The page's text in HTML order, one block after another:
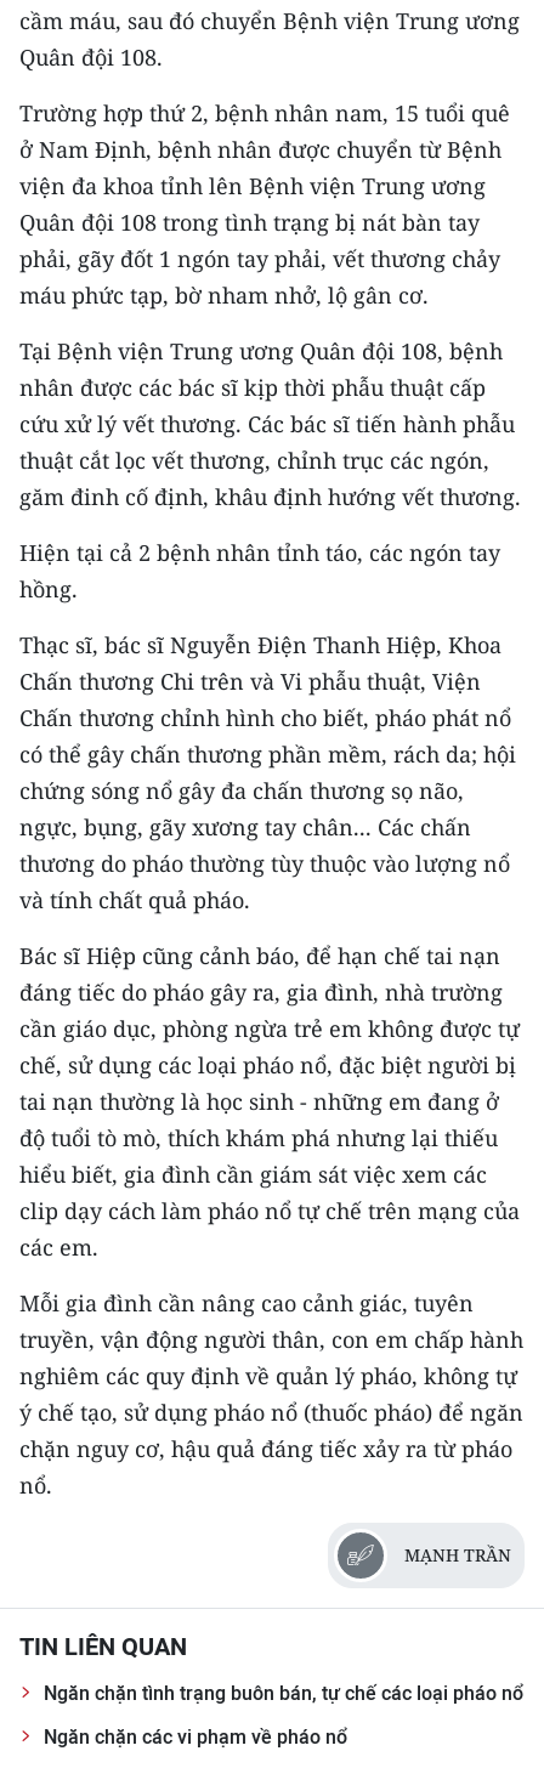
RADIO
E-Magazine
Video
Media Chính trị
Media Kinh tế
Media Văn hóa
Media Xã hội
Media Pháp luật
Media Thế giới
Media Thể thao
Media Giáo dục
Media Y tế
Media Khoa học - Công nghệ
Media Môi trường
Ảnh
Infographic
TIN MỚI
TIN ĐỊA PHƯƠNG
Trung du và miền núi phía Bắc
Đồng bằng sông Hồng
Bắc Trung Bộ
Duyên hải Nam Trung Bộ và Tây
Nguyên
Đông Nam Bộ
Đồng bằng sông Cửu Long
Chuyên trang Hà Nội
CHUYÊN ĐỀ
CÁC CHUYÊN TRANG
VỀ BÁO NHÂN DÂN
cầm máu, sau đó chuyển Bệnh viện Trung ương
Quân đội 108.
Trường hợp thứ 2, bệnh nhân nam, 15 tuổi quê
ở Nam Định, bệnh nhân được chuyển từ Bệnh
viện đa khoa tỉnh lên Bệnh viện Trung ương
Quân đội 108 trong tình trạng bị nát bàn tay
phải, gãy đốt 1 ngón tay phải, vết thương chảy
máu phức tạp, bờ nham nhở, lộ gân cơ.
Tại Bệnh viện Trung ương Quân đội 108, bệnh
nhân được các bác sĩ kịp thời phẫu thuật cấp
cứu xử lý vết thương. Các bác sĩ tiến hành phẫu
thuật cắt lọc vết thương, chỉnh trục các ngón,
găm đinh cố định, khâu định hướng vết thương.
Hiện tại cả 2 bệnh nhân tỉnh táo, các ngón tay
hồng.
Thạc sĩ, bác sĩ Nguyễn Điện Thanh Hiệp, Khoa
Chấn thương Chi trên và Vi phẫu thuật, Viện
Chấn thương chỉnh hình cho biết, pháo phát nổ
có thể gây chấn thương phần mềm, rách da; hội
chứng sóng nổ gây đa chấn thương sọ não,
ngực, bụng, gãy xương tay chân... Các chấn
thương do pháo thường tùy thuộc vào lượng nổ
và tính chất quả pháo.
Bác sĩ Hiệp cũng cảnh báo, để hạn chế tai nạn
đáng tiếc do pháo gây ra, gia đình, nhà trường
cần giáo dục, phòng ngừa trẻ em không được tự
chế, sử dụng các loại pháo nổ, đặc biệt người bị
tai nạn thường là học sinh - những em đang ở
độ tuổi tò mò, thích khám phá nhưng lại thiếu
hiểu biết, gia đình cần giám sát việc xem các
clip dạy cách làm pháo nổ tự chế trên mạng của
các em.
Mỗi gia đình cần nâng cao cảnh giác, tuyên
truyền, vận động người thân, con em chấp hành
nghiêm các quy định về quản lý pháo, không tự
ý chế tạo, sử dụng pháo nổ (thuốc pháo) để ngăn
chặn nguy cơ, hậu quả đáng tiếc xảy ra từ pháo
nổ.
MẠNH TRẦN
TIN LIÊN QUAN
Ngăn chặn tình trạng buôn bán, tự chế các loại pháo nổ
Ngăn chặn các vi phạm về pháo nổ